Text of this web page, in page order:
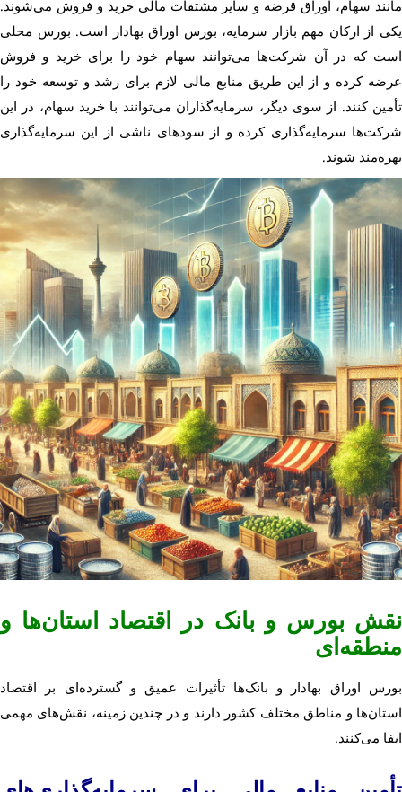
مانند سهام، اوراق قرضه و سایر مشتقات مالی خرید و فروش می‌شوند.
یکی از ارکان مهم بازار سرمایه، بورس اوراق بهادار است. بورس محلی
است که در آن شرکت‌ها می‌توانند سهام خود را برای خرید و فروش
عرضه کرده و از این طریق منابع مالی لازم برای رشد و توسعه خود را
تأمین کنند. از سوی دیگر، سرمایه‌گذاران می‌توانند با خرید سهام، در این
شرکت‌ها سرمایه‌گذاری کرده و از سودهای ناشی از این سرمایه‌گذاری
بهره‌مند شوند.
نقش بورس و بانک در اقتصاد استان‌ها و
منطقه‌ای
بورس اوراق بهادار و بانک‌ها تأثیرات عمیق و گسترده‌ای بر اقتصاد
استان‌ها و مناطق مختلف کشور دارند و در چندین زمینه، نقش‌های مهمی
ایفا می‌کنند.